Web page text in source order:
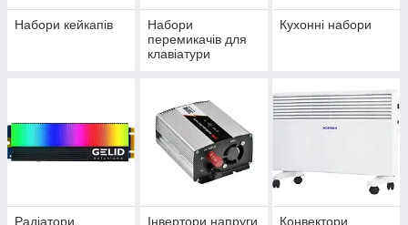
Набори кейкапів
Набори
перемикачів для
клавіатури
Кухонні набори
Радіатори
Інвертори напруги Конвектори